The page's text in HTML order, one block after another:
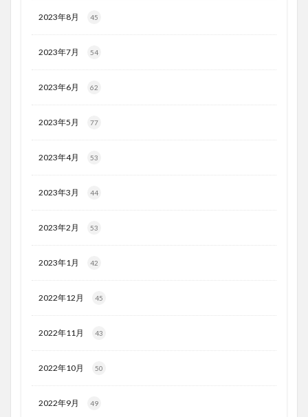
2023年8月 45
2023年7月 54
2023年6月 62
2023年5月 77
2023年4月 53
2023年3月 44
2023年2月 53
2023年1月 42
2022年12月 45
2022年11月 43
2022年10月 50
2022年9月 49